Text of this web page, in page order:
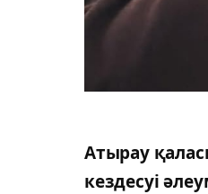
Атырау
кездесуі